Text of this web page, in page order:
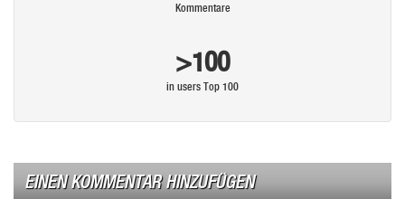
Kommentare
>100
in users Top 100
EINEN KOMMENTAR HINZUFÜGEN